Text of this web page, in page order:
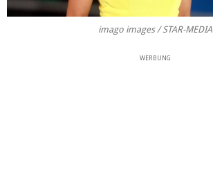
imago images / STAR-MEDIA
WERBUNG